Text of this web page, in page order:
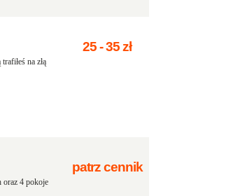
na złą
25-35zł
oraz 4 pokoje
patrz cennik